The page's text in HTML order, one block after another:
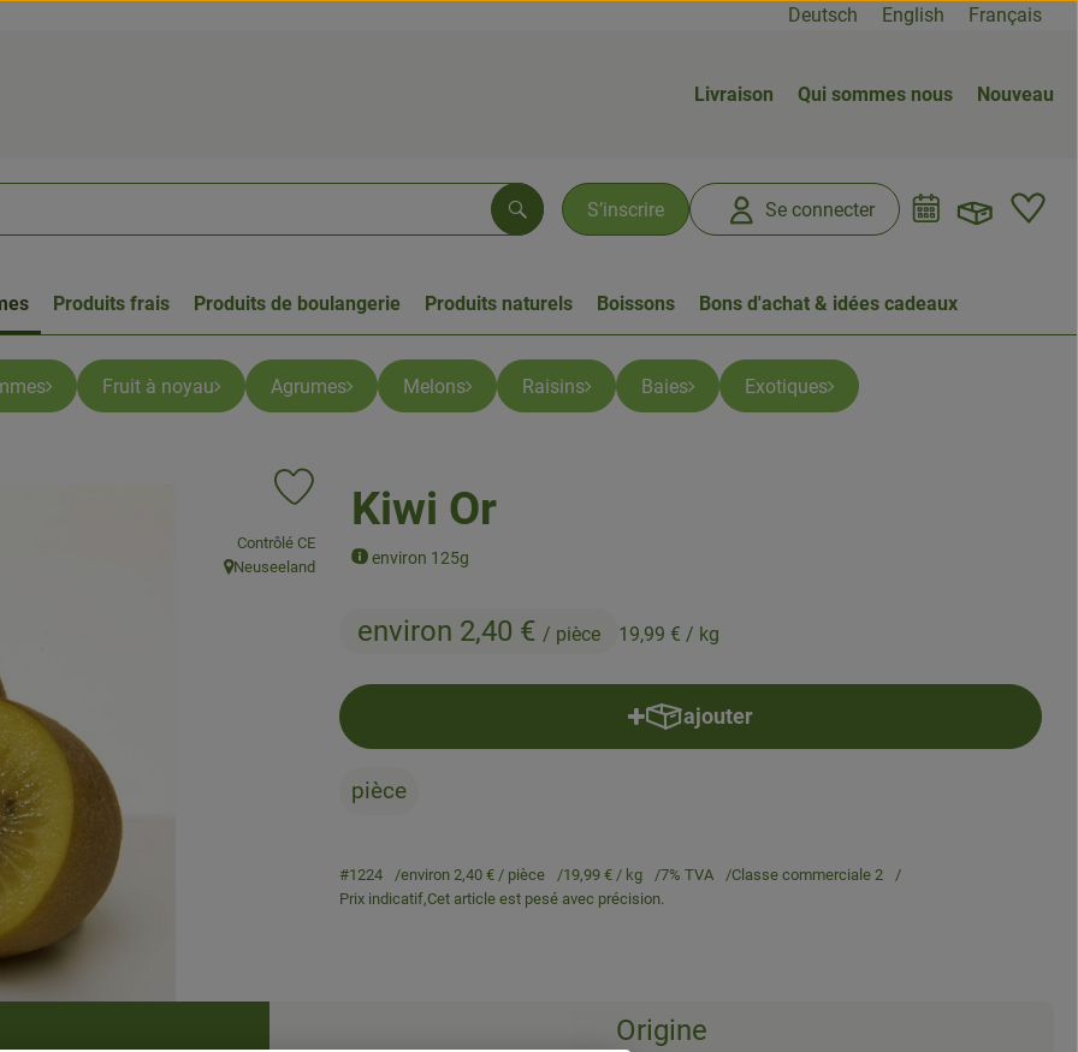
Deutsch English Français
Livraison Qui sommes nous Nouveau
S’inscrire Se connecter
Rechercher
Produits frais Produits de boulangerie Produits naturels Boissons Bons d'achat & idées cadeaux
Fruit à noyau Agrumes Melons Raisins Baies Exotiques
Kiwi Or
environ 125g
environ 2,40 € / pièce 19,99 € / kg
Ajouter le produit aux favoris
, Association:
Contrôlé CE
, Origine:
Neuseeland
ajouter
Ajouter le produit au panier
pièce
#1224 environ 2,40 € / pièce 19,99 € / kg 7% TVA
Classe commerciale 2
Prix indicatif,Cet article est pesé avec précision.
Recettes
Origine